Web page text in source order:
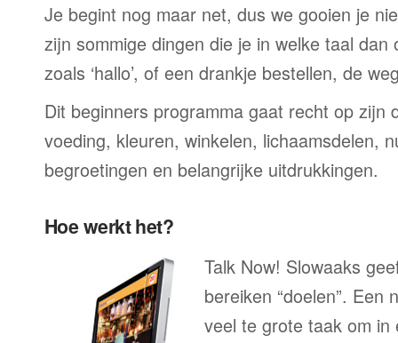
Je begint nog maar net, dus we gooien je
zijn sommige dingen die je in welke taal dan
zoals ‘hallo’, of een drankje bestellen, de
Dit beginners programma gaat recht op zijn
voeding, kleuren, winkelen, lichaamsdelen,
begroetingen en belangrijke uitdrukkingen.
Hoe werkt het?
Talk Now! Slowaaks
bereiken “doelen”. Een
veel te grote taak om